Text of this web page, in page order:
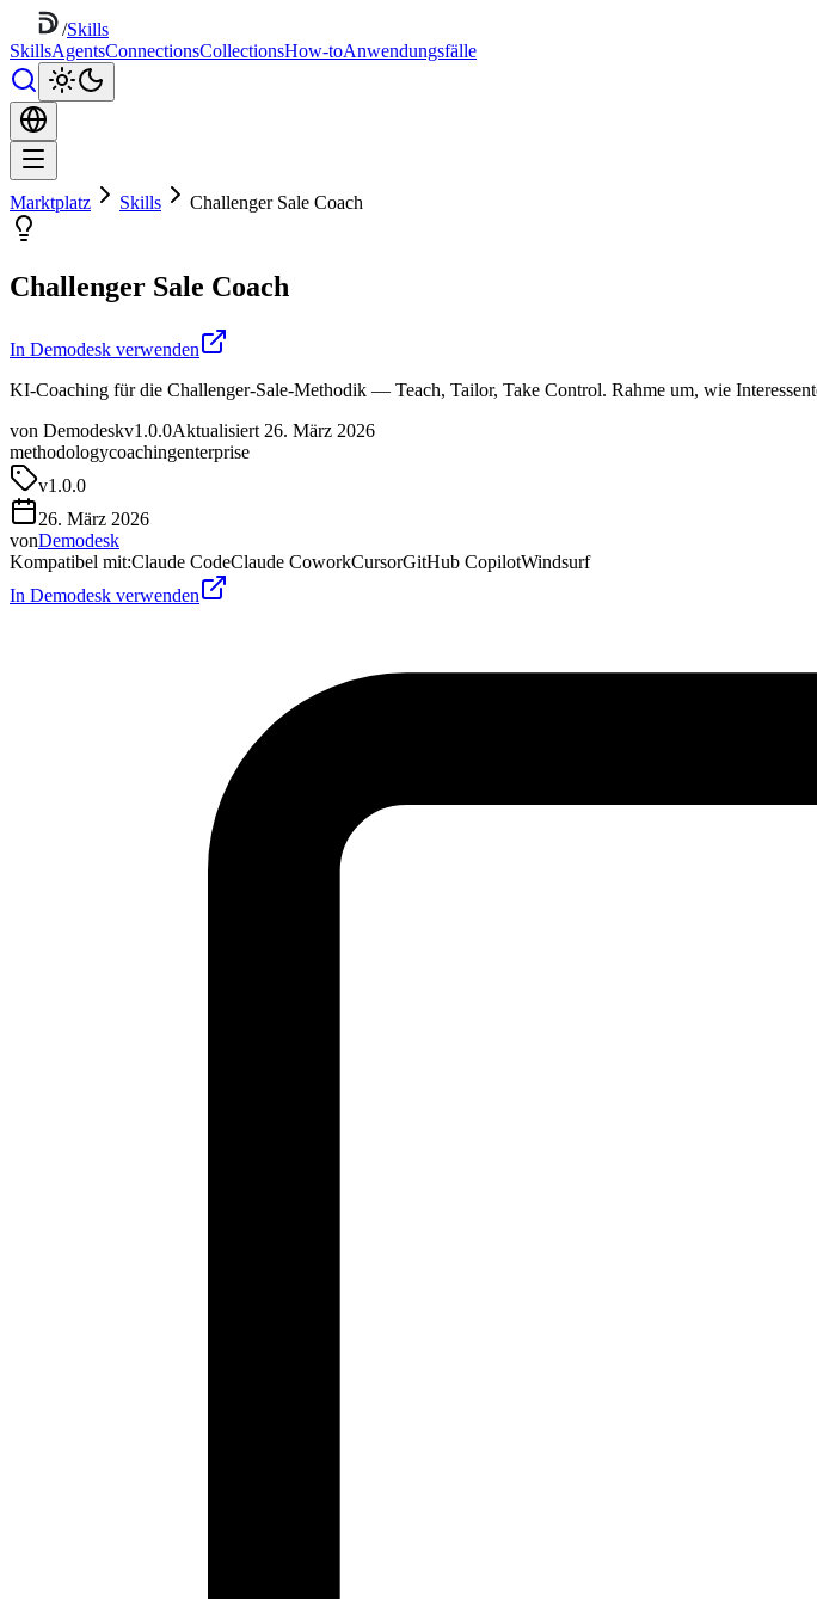
/Skills
SkillsAgentsConnectionsCollectionsHow-toAnwendungsfälle
Marktplatz Skills Challenger Sale Coach
Challenger Sale Coach
In Demodesk verwenden
KI-Coaching für die Challenger-Sale-Methodik — Teach, Tailor, Take Control. Rahme um, wie
von Demodeskv1.0.0Aktualisiert 26. März 2026
methodologycoachingenterprise
v1.0.0
26. März 2026
vonDemodesk
Kompatibel mit:Claude CodeClaude CoworkCursorGitHub CopilotWindsurf
In Demodesk verwenden